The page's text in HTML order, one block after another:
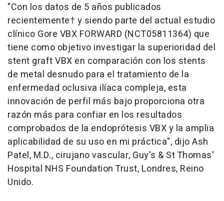
"Con los datos de 5 años publicados
recientemente† y siendo parte del actual estudio
clínico Gore VBX FORWARD (NCT05811364) que
tiene como objetivo investigar la superioridad del
stent graft VBX en comparación con los stents
de metal desnudo para el tratamiento de la
enfermedad oclusiva ilíaca compleja, esta
innovación de perfil más bajo proporciona otra
razón más para confiar en los resultados
comprobados de la endoprótesis VBX y la amplia
aplicabilidad de su uso en mi práctica", dijo Ash
Patel, M.D., cirujano vascular, Guy's & St Thomas'
Hospital NHS Foundation Trust, Londres, Reino
Unido.